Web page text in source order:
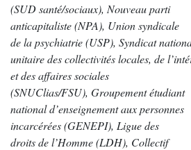
(SUD santé/sociaux), Nouveau parti
anticapitaliste (NPA), Union syndicale
de la psychiatrie (USP), Syndicat
unitaire des collectivités locales, de
et des affaires sociales
(SNUClias/FSU), Groupement étudiant
national d’enseignement aux personnes
incarcérées (GENEPI), Ligue des
droits de l’Homme (LDH), Collectif